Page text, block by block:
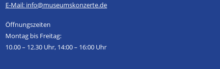
E-Mail: info@museumskonzerte.de
Öffnungszeiten
Montag bis Freitag:
10.00 – 12.30 Uhr, 14:00 – 16:00 Uhr